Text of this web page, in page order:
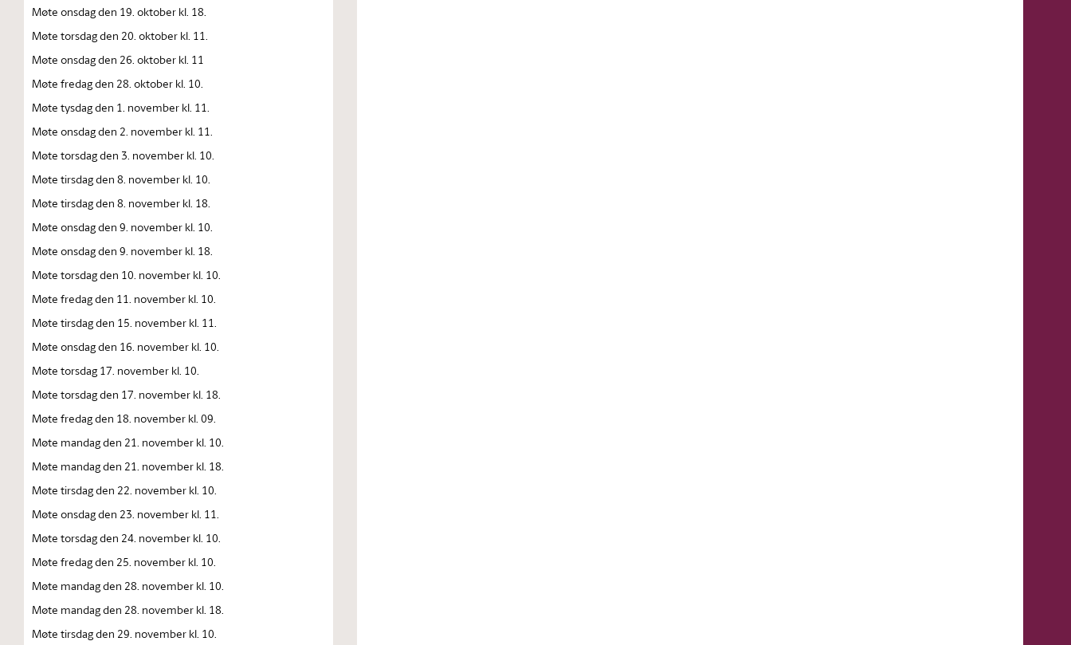
Møte onsdag den 19. oktober kl. 18.
Møte torsdag den 20. oktober kl. 11.
Møte onsdag den 26. oktober kl. 11
Møte fredag den 28. oktober kl. 10.
Møte tysdag den 1. november kl. 11.
Møte onsdag den 2. november kl. 11.
Møte torsdag den 3. november kl. 10.
Møte tirsdag den 8. november kl. 10.
Møte tirsdag den 8. november kl. 18.
Møte onsdag den 9. november kl. 10.
Møte onsdag den 9. november kl. 18.
Møte torsdag den 10. november kl. 10.
Møte fredag den 11. november kl. 10.
Møte tirsdag den 15. november kl. 11.
Møte onsdag den 16. november kl. 10.
Møte torsdag 17. november kl. 10.
Møte torsdag den 17. november kl. 18.
Møte fredag den 18. november kl. 09.
Møte mandag den 21. november kl. 10.
Møte mandag den 21. november kl. 18.
Møte tirsdag den 22. november kl. 10.
Møte onsdag den 23. november kl. 11.
Møte torsdag den 24. november kl. 10.
Møte fredag den 25. november kl. 10.
Møte mandag den 28. november kl. 10.
Møte mandag den 28. november kl. 18.
Møte tirsdag den 29. november kl. 10.